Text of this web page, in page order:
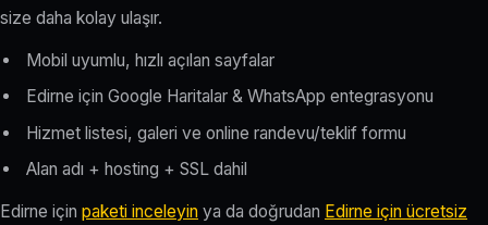
size daha kolay ulaşır.
Mobil uyumlu, hızlı açılan sayfalar
Edirne için Google Haritalar & WhatsApp entegrasyonu
Hizmet listesi, galeri ve online randevu/teklif formu
Alan adı + hosting + SSL dahil
Edirne için paketi inceleyin ya da doğrudan Edirne için ücretsiz